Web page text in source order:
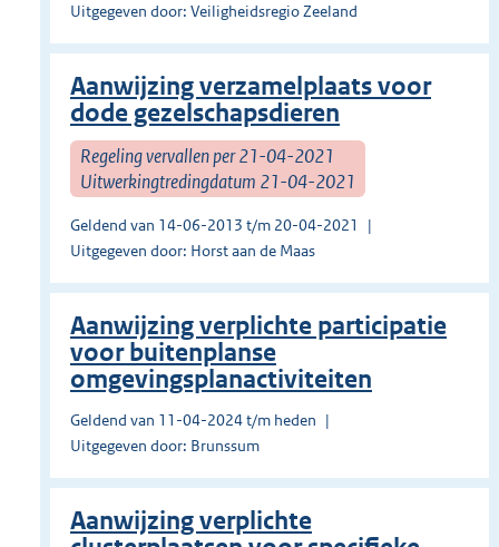
Uitgegeven door: Veiligheidsregio Zeeland
Aanwijzing verzamelplaats voor
dode gezelschapsdieren
Regeling vervallen per 21-04-2021
Uitwerkingtredingdatum 21-04-2021
Geldend van 14-06-2013 t/m 20-04-2021
Uitgegeven door: Horst aan de Maas
Aanwijzing verplichte participatie
voor buitenplanse
omgevingsplanactiviteiten
Geldend van 11-04-2024 t/m heden
Uitgegeven door: Brunssum
Aanwijzing verplichte